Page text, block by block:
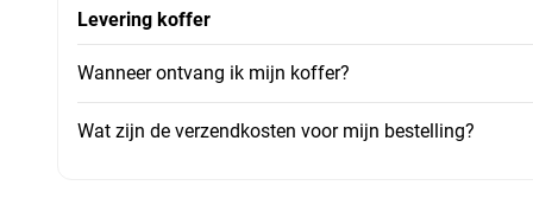
Levering koffer
Wanneer ontvang ik mijn koffer?
Wat zijn de verzendkosten voor mijn bestelling?